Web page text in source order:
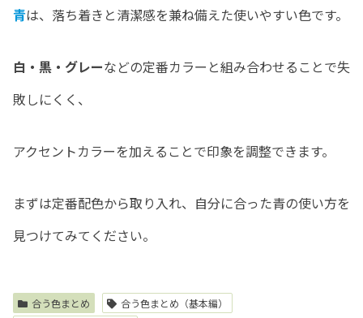
青は、落ち着きと清潔感を兼ね備えた使いやすい色です。
白・黒・グレーなどの定番カラーと組み合わせることで失
敗しにくく、
アクセントカラーを加えることで印象を調整できます。
まずは定番配色から取り入れ、自分に合った青の使い方を
見つけてみてください。
合う色まとめ
合う色まとめ（基本編）